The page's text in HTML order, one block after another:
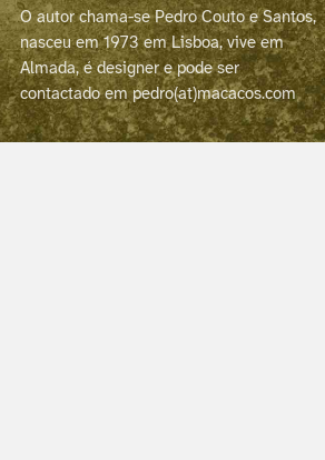
O autor chama-se Pedro Couto e Santos,
nasceu em 1973 em Lisboa, vive em
Almada, é designer e pode ser
contactado em pedro(at)macacos.com